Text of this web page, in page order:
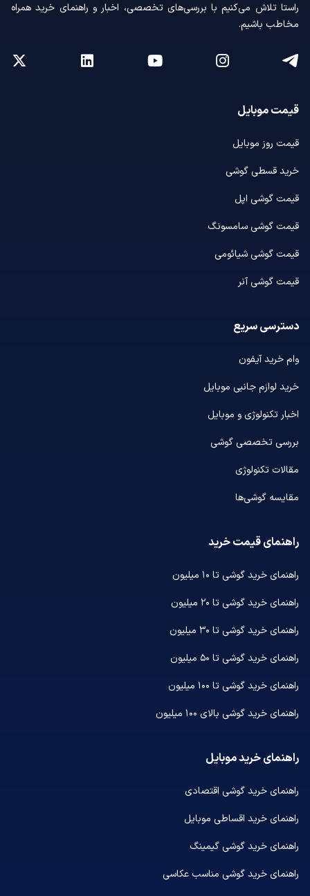
راستا تلاش می‌کنیم با بررسی‌های تخصصی، اخبار و راهنمای خرید همراه
مخاطب باشیم.
قیمت موبایل
قیمت روز موبایل
خرید قسطی گوشی
قیمت گوشی اپل
قیمت گوشی سامسونگ
قیمت گوشی شیائومی
قیمت گوشی آنر
دسترسی سریع
وام خرید آیفون
خرید لوازم جانبی موبایل
اخبار تکنولوژی و موبایل
بررسی تخصصی گوشی
مقالات تکنولوژی
مقایسه گوشی‌ها
راهنمای قیمت خرید
راهنمای خرید گوشی تا ۱۰ میلیون
راهنمای خرید گوشی تا ۲۰ میلیون
راهنمای خرید گوشی تا ۳۰ میلیون
راهنمای خرید گوشی تا ۵۰ میلیون
راهنمای خرید گوشی تا ۱۰۰ میلیون
راهنمای خرید گوشی بالای ۱۰۰ میلیون
راهنمای خرید موبایل
راهنمای خرید گوشی اقتصادی
راهنمای خرید اقساطی موبایل
راهنمای خرید گوشی گیمینگ
راهنمای خرید گوشی مناسب عکاسی